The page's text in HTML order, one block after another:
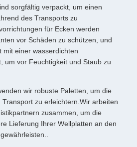
sorgfältig verpackt, um einen
des Transports zu
für Ecken werden
vor Schäden zu schützen, und
mit einer wasserdichten
um vor Feuchtigkeit und Staub zu
wir robuste Paletten, um die
zu erleichtern.Wir arbeiten
zusammen, um die
Lieferung Ihrer Wellplatten an den